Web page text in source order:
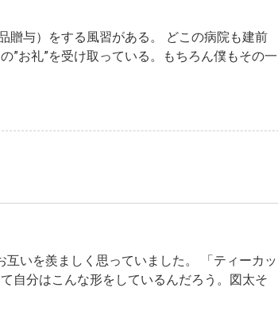
贈与）をする風習がある。 どこの病院も建前
”お礼”を受け取っている。もちろん僕もその一
を羨ましく思っていました。 「ティーカッ
自分はこんな形をしているんだろう。図太そ